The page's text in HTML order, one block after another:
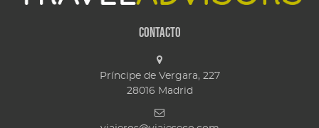
Contacto
Príncipe de Vergara, 227
28016 Madrid